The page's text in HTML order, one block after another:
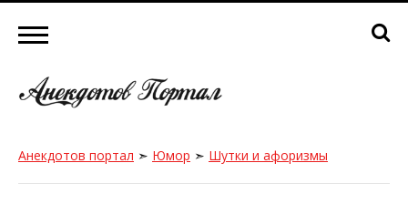
Анекдотов портал ➣ Юмор ➣ Шутки и афоризмы